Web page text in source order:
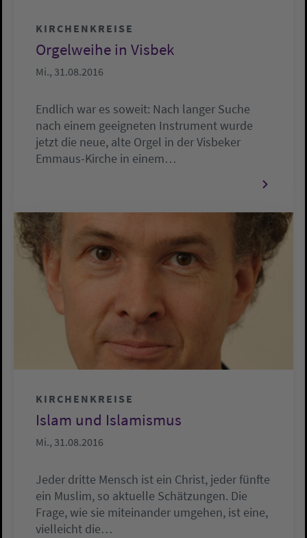
KIRCHENKREISE
Orgelweihe in Visbek
Mi., 31.08.2016
Endlich war es soweit: Nach langer Suche
nach einem geeigneten Instrument wurde
jetzt die neue, alte Orgel in der Visbeker
Emmaus-Kirche in einem…
KIRCHENKREISE
Islam und Islamismus
Mi., 31.08.2016
Jeder dritte Mensch ist ein Christ, jeder fünfte
ein Muslim, so aktuelle Schätzungen. Die
Frage, wie sie miteinander umgehen, ist eine,
vielleicht die…